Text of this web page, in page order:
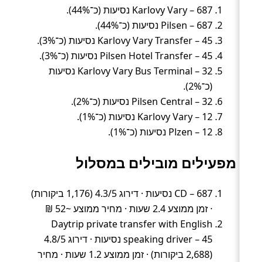
Karlovy Vary – 687 נסיעות (כ־44%).
Pilsen – 687 נסיעות (כ־44%).
Karlovy Vary Transfer – 45 נסיעות (כ־3%).
Pilsen Hotel Transfer – 45 נסיעות (כ־3%).
Karlovy Vary Bus Terminal – 32 נסיעות
(כ־2%).
Pilsen Central – 32 נסיעות (כ־2%).
Karlovy Vary – 12 נסיעות (כ־1%).
Plzen – 12 נסיעות (כ־1%).
מפעילים מובילים במסלול
CD – 687 נסיעות · דירוג 4.3/5 (1,176 ביקורות)
· זמן ממוצע 2.4 שעות · מחיר ממוצע ~52 ₪
Daytrip private transfer with English
speaking driver – 45 נסיעות · דירוג 4.8/5
(2,688 ביקורות) · זמן ממוצע 1.2 שעות · מחיר